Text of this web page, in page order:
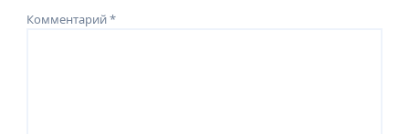
Комментарий*